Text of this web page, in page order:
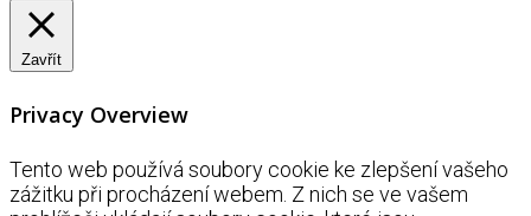
Zavřít
Privacy Overview
Tento web používá soubory cookie ke zlepšení vašeho
zážitku při procházení webem. Z nich se ve vašem